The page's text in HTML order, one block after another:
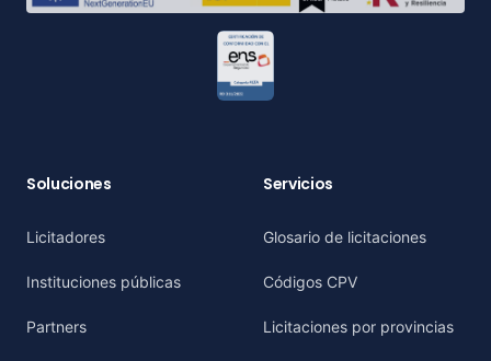
Soluciones
Licitadores
Instituciones públicas
Partners
Servicios
Glosario de licitaciones
Códigos CPV
Licitaciones por provincias